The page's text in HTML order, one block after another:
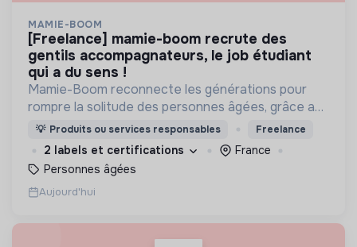
MAMIE-BOOM
[freelance] mamie-boom recrute des
gentils accompagnateurs, le job étudiant
qui a du sens !
Mamie-Boom reconnecte les générations pour
rompre la solitude des personnes âgées, grâce aux
visites d'étudiants chaque semaine.
💡 Produits ou services responsables Freelance
2 labels et certifications
France
Personnes âgées
Aujourd'hui